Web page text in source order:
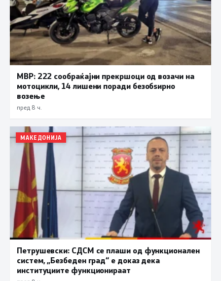
МВР: 222 сообраќајни прекршоци од возачи на
мотоцикли, 14 лишени поради безобѕирно
возење
пред 8 ч.
МАКЕДОНИЈА
Петрушевски: СДСМ се плаши од функционален
систем, „Безбеден град“ е доказ дека
институциите функционираат